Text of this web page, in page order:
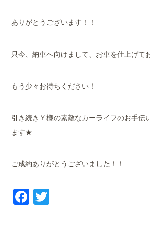
ありがとうございます！！
只今、納車へ向けまして、お車を仕上げて
もう少々お待ちください！
引き続きＹ様の素敵なカーライフのお手伝
ます★
ご成約ありがとうございました！！
Facebook